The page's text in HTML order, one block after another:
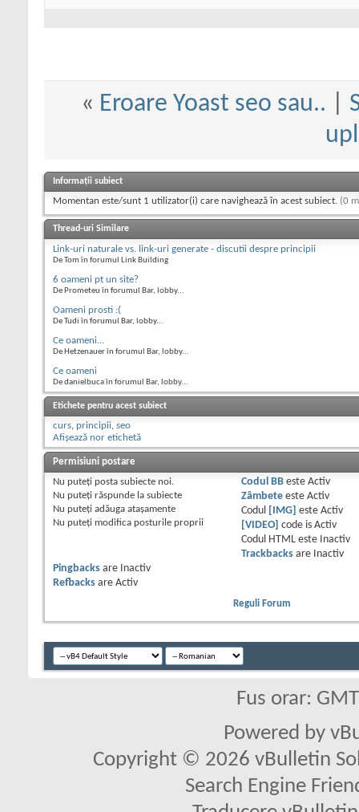
« Eroare Yoast seo sau..
Informații subiect
Momentan este/sunt 1 utilizator(i) care navighează în acest subiect. (0
Thread-uri Similare
Link-uri naturale vs. link-uri generate - discutii despre principii
De Tom în forumul Link Building
6 oameni pt un site?
De Prometeu în forumul Bar, lobby...
Oameni prosti :(
De Tudi în forumul Bar, lobby...
Ce oameni...
De Hetzenauer în forumul Bar, lobby...
Ce oameni
De danielbuca în forumul Bar, lobby...
Etichete pentru acest subiect
curs, principii, seo
Afișează nor etichetă
Permisiuni postare
Nu puteţi posta subiecte noi.
Nu puteţi răspunde la subiecte
Nu puteţi adăuga ataşamente
Nu puteţi modifica posturile proprii
Codul BBeste Activ
Zâmbeteeste Activ
Codul
[IMG] este Activ
[VIDEO] code is Activ
Codul HTML este
Inactiv
Trackbacksare
Inactiv
Pingbacks are
Inactiv
Refbacks are Activ
Reguli Forum
Fus orar:
Powered by
Copyright © 2026 vBulletin
Search Engine